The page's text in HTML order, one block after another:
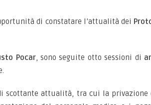
di constatare l’attualità dei
Pocar, sono seguite otto sessioni di
scottante attualità, tra cui la privazione